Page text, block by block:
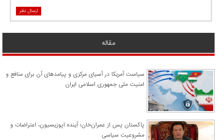
ارسال نظر
مقاله
سیاست آمریکا در آسیای مرکزی و پیامدهای آن برای منافع و
امنیت ملی جمهوری اسلامی ایران
پاکستان پس از عمران‌خان؛ آینده اپوزیسیون، اعتراضات و
مشروعیت سیاسی